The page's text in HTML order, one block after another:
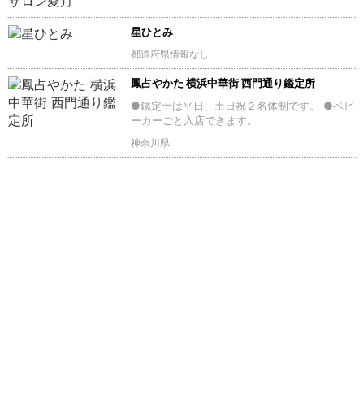
星ひとみ
都道府県情報なし
鳳占やかた 横浜中華街 西門通り鑑定所
●鑑定士は平日、土日祝２名体制です。 ●ベビ
ーカーごと入店できます。
神奈川県